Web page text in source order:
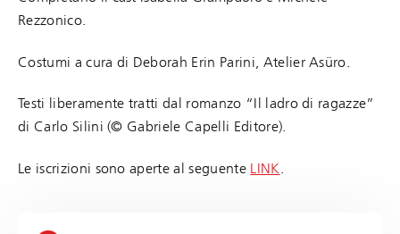
Rezzonico.
Costumi a cura di Deborah Erin Parini, Atelier Asüro.
Testi liberamente tratti dal romanzo “Il ladro di ragazze”
di Carlo Silini (© Gabriele Capelli Editore).
Le iscrizioni sono aperte al seguente LINK